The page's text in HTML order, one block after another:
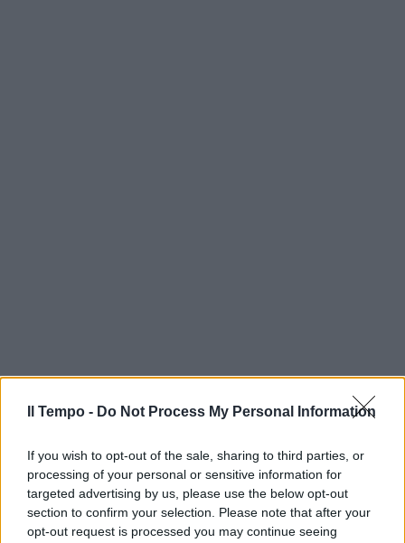
Il Tempo - Do Not Process My Personal Information
If you wish to opt-out of the sale, sharing to third parties, or
processing of your personal or sensitive information for
targeted advertising by us, please use the below opt-out
section to confirm your selection. Please note that after your
opt-out request is processed you may continue seeing